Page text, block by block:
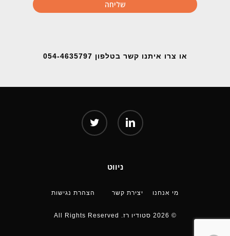
או צרו איתנו קשר בטלפון 054-4635797
twitter linkedin
ניווט
מי אנחנו יצירת קשר הצהרת נגישות
© 2026 סטודיו רז. All Rights Reserved